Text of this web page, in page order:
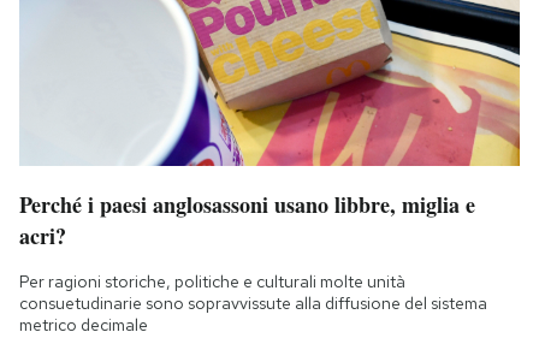
Perché i paesi anglosassoni usano libbre, miglia e
acri?
Per ragioni storiche, politiche e culturali molte unità
consuetudinarie sono sopravvissute alla diffusione del sistema
metrico decimale